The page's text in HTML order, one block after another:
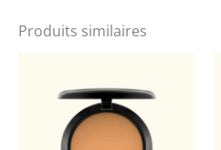
Produits similaires